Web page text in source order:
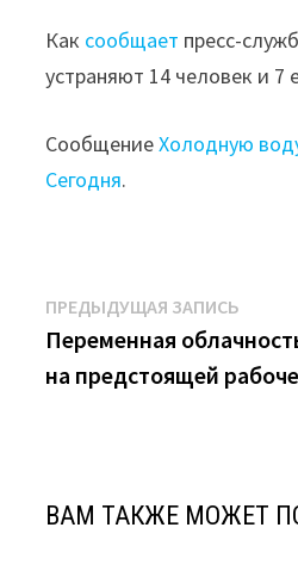
Киренска"
Как сообщает пресс-
устраняют 14 человек и 7
СообщениеХолодную
Сегодня.
Навигация
по
записям
ПРЕДЫДУЩАЯ ЗАПИСЬ
Переменная
на предстоящей
ВАМ ТАКЖЕ МОЖЕТ